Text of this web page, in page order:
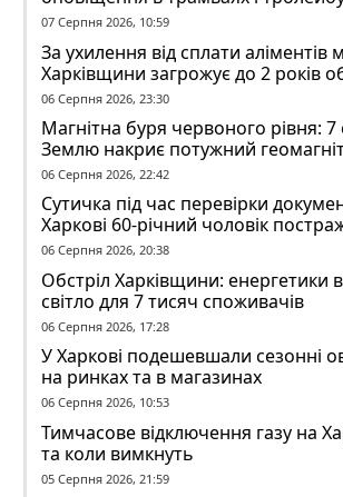
07 Серпня 2026, 10:59
За ухилення від сплати
Харківщини загрожує до 2 років
волі
06 Серпня 2026, 23:30
Магнітна буря червоного рівня: 7
Землю накриє потужний
06 Серпня 2026, 22:42
Сутичка під час перевірки
Харкові 60-річний чоловік
конфлікті з ТЦК
06 Серпня 2026, 20:38
Обстріл Харківщини: енергетики
світло для 7 тисяч споживачів
06 Серпня 2026, 17:28
У Харкові подешевшали сезонні
на ринках та в магазинах
06 Серпня 2026, 10:53
Тимчасове відключення газу на
та коли вимкнуть
05 Серпня 2026, 21:59